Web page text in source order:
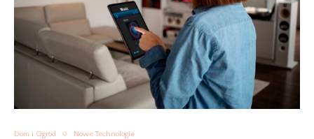
Dom i Ogród Nowe Technologie